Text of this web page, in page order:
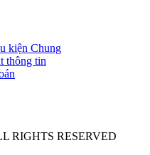
kiện Chung
thông tin
RIGHTS RESERVED